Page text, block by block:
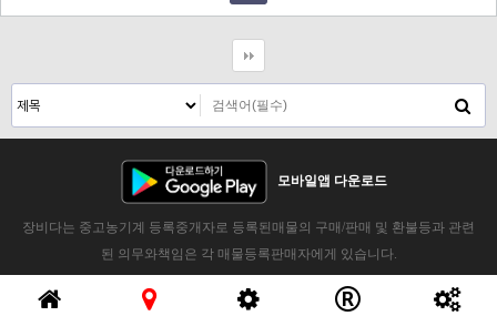
모바일앱 다운로드
장비다는 중고농기계 등록중개자로 등록된매물의 구매/판매 및 환불등과 관련
된 의무와책임은 각 매물등록판매자에게 있습니다.